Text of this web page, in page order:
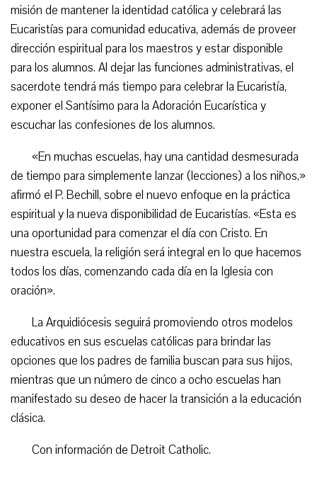
misión de mantener la identidad católica y celebrará las
Eucaristías para comunidad educativa, además de proveer
dirección espiritual para los maestros y estar disponible
para los alumnos. Al dejar las funciones administrativas, el
sacerdote tendrá más tiempo para celebrar la Eucaristía,
exponer el Santísimo para la Adoración Eucarística y
escuchar las confesiones de los alumnos.
«En muchas escuelas, hay una cantidad desmesurada
de tiempo para simplemente lanzar (lecciones) a los niños,»
afirmó el P. Bechill, sobre el nuevo enfoque en la práctica
espiritual y la nueva disponibilidad de Eucaristías. «Esta es
una oportunidad para comenzar el día con Cristo. En
nuestra escuela, la religión será integral en lo que hacemos
todos los días, comenzando cada día en la Iglesia con
oración».
La Arquidiócesis seguirá promoviendo otros modelos
educativos en sus escuelas católicas para brindar las
opciones que los padres de familia buscan para sus hijos,
mientras que un número de cinco a ocho escuelas han
manifestado su deseo de hacer la transición a la educación
clásica.
Con información de Detroit Catholic.